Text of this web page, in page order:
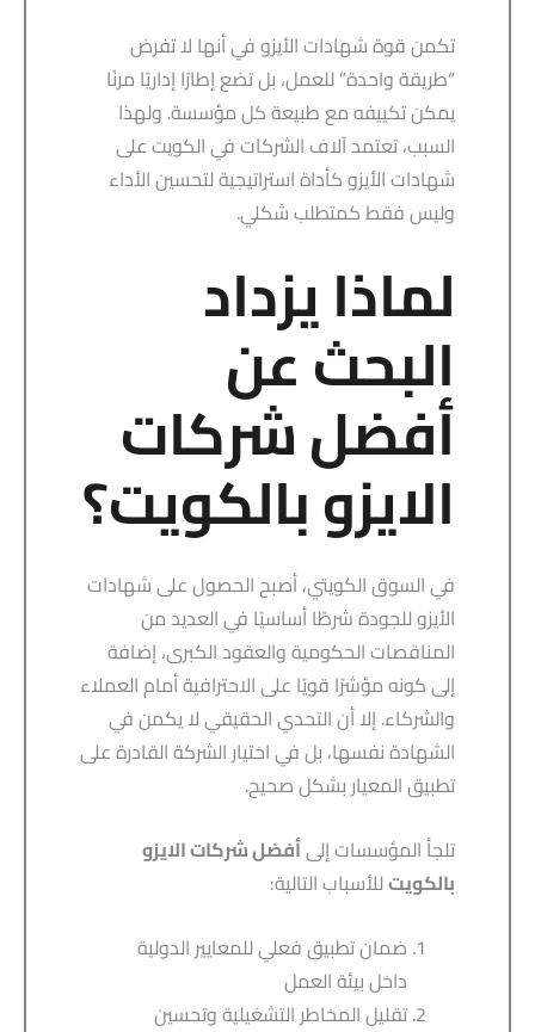
تكمن قوة شهادات الأيزو في أنها لا تفرض
“طريقة واحدة” للعمل، بل تضع إطارًا إداريًا مرنًا
يمكن تكييفه مع طبيعة كل مؤسسة. ولهذا
السبب، تعتمد آلاف الشركات في الكويت على
شهادات الأيزو كأداة استراتيجية لتحسين الأداء
وليس فقط كمتطلب شكلي.
لماذا يزداد
البحث عن
أفضل شركات
الايزو بالكويت؟
في السوق الكويتي، أصبح الحصول على شهادات
الأيزو للجودة شرطًا أساسيًا في العديد من
المناقصات الحكومية والعقود الكبرى، إضافة
إلى كونه مؤشرًا قويًا على الاحترافية أمام العملاء
والشركاء. إلا أن التحدي الحقيقي لا يكمن في
الشهادة نفسها، بل في اختيار الشركة القادرة على
تطبيق المعيار بشكل صحيح.
تلجأ المؤسسات إلىأفضل شركات الايزو
بالكويتللأسباب التالية:
ضمان تطبيق فعلي للمعايير الدولية
داخل بيئة العمل
تقليل المخاطر التشغيلية وتحسين